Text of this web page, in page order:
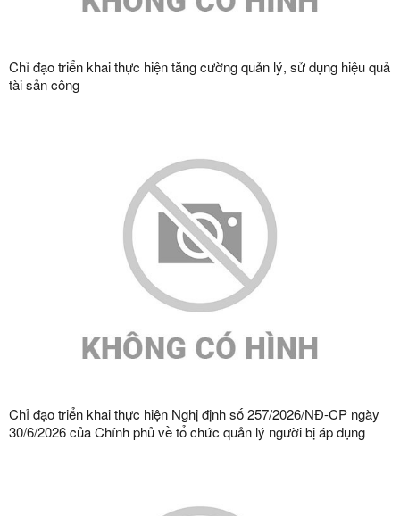
Chỉ đạo triển khai thực hiện tăng cường quản lý, sử dụng hiệu quả
tài sản công
Chỉ đạo triển khai thực hiện Nghị định số 257/2026/NĐ-CP ngày
30/6/2026 của Chính phủ về tổ chức quản lý người bị áp dụng